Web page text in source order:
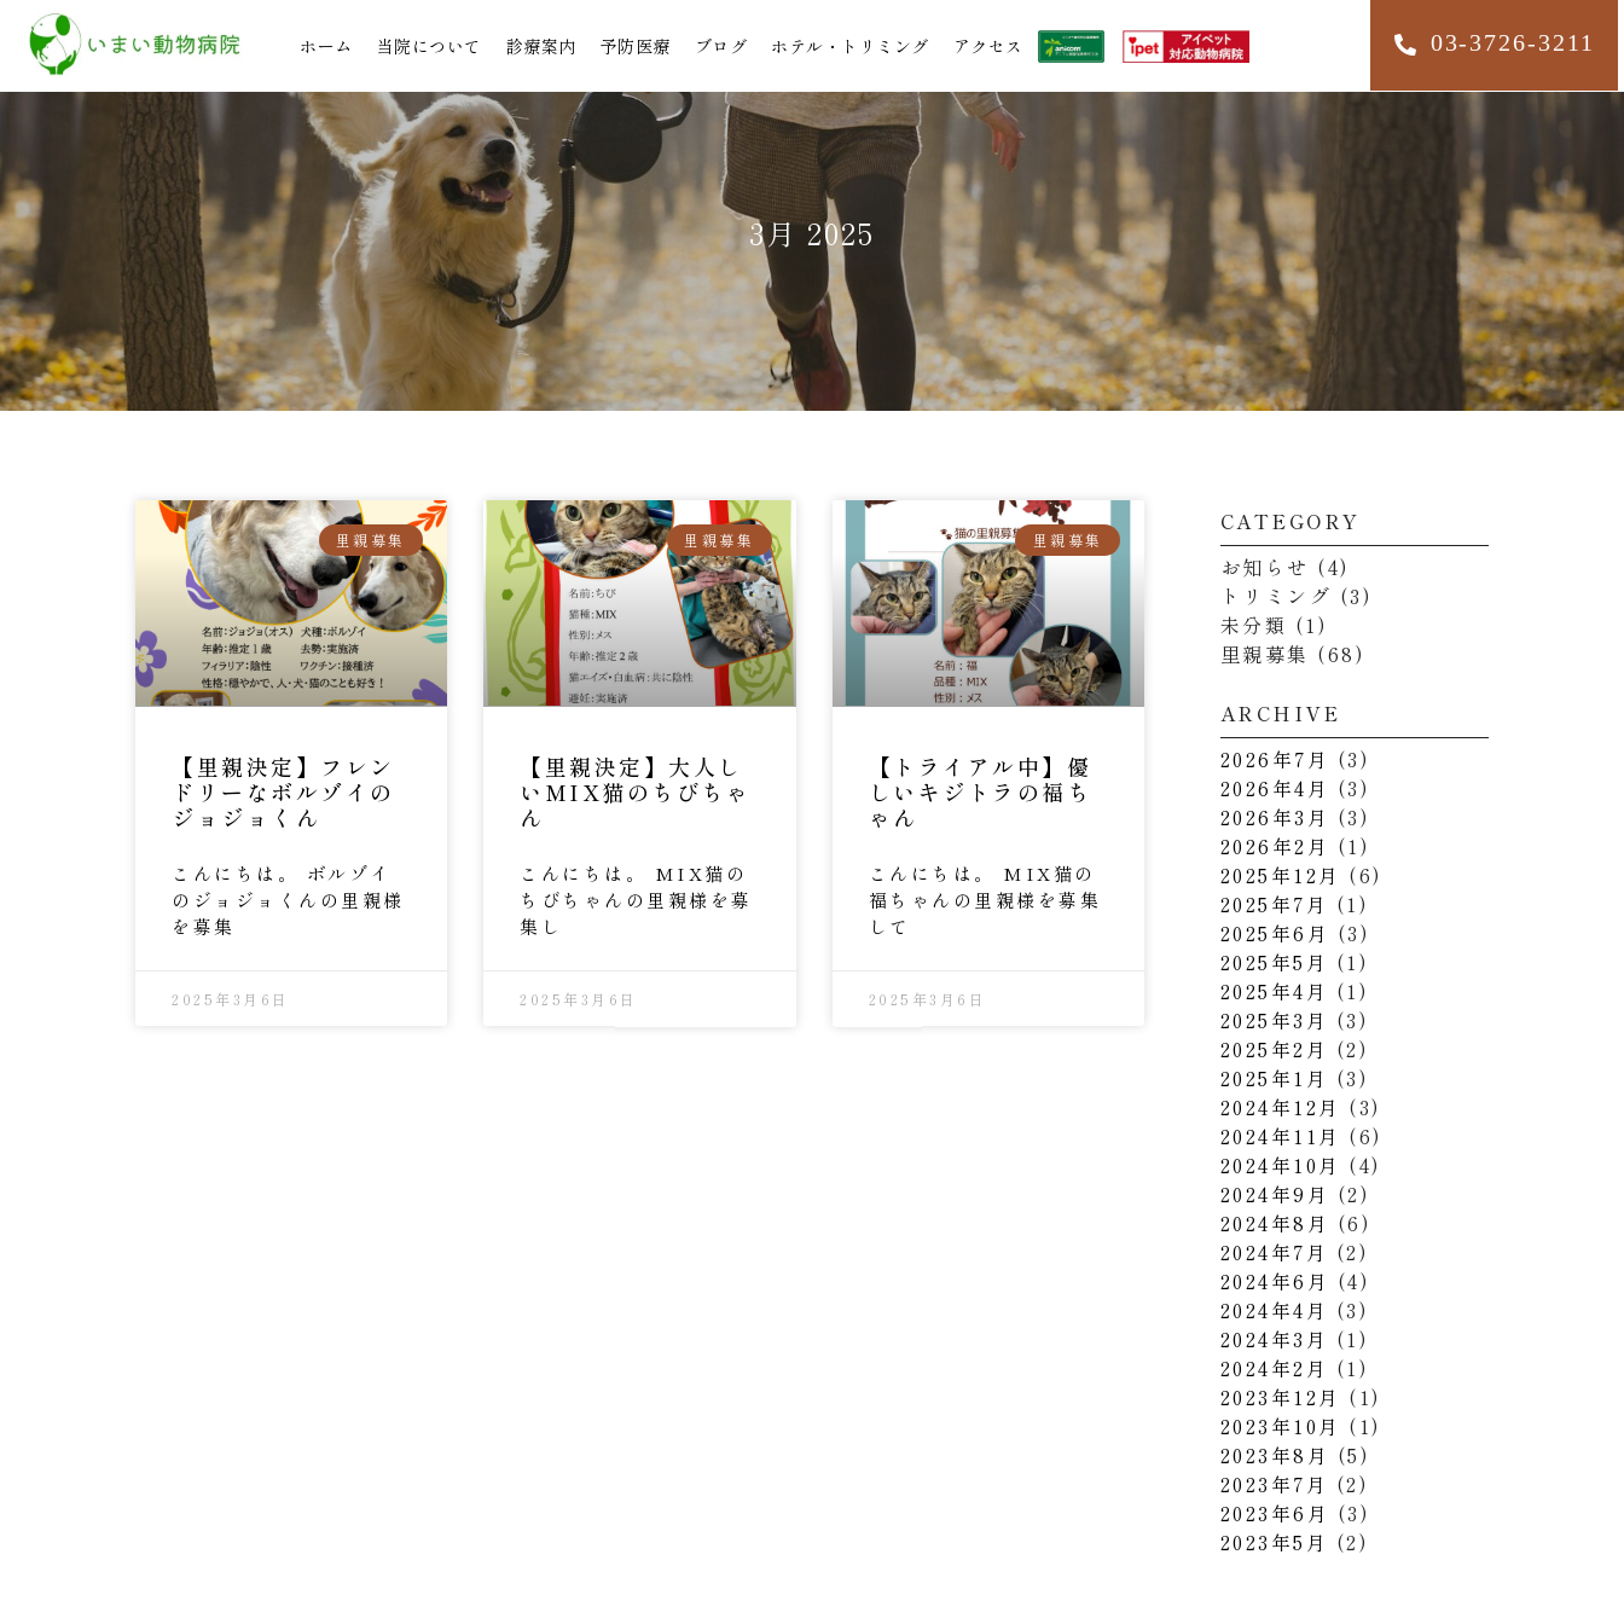
ホーム 当院について 診療案内 予防医療 ブログ ホテル・トリミング アクセス 03-3726-3211
3月 2025
里親募集
【里親決定】フレン
ドリーなボルゾイの
ジョジョくん
こんにちは。 ボルゾイ
のジョジョくんの里親様
を募集
2025年3月6日
里親募集
【里親決定】大人し
いMIX猫のちびちゃ
ん
こんにちは。 MIX猫の
ちびちゃんの里親様を募
集し
2025年3月6日
里親募集
【トライアル中】優
しいキジトラの福ち
ゃん
こんにちは。 MIX猫の
福ちゃんの里親様を募集
して
2025年3月6日
CATEGORY
お知らせ (4)
トリミング (3)
未分類 (1)
里親募集 (68)
ARCHIVE
2026年7月 (3)
2026年4月 (3)
2026年3月 (3)
2026年2月 (1)
2025年12月 (6)
2025年7月 (1)
2025年6月 (3)
2025年5月 (1)
2025年4月 (1)
2025年3月 (3)
2025年2月 (2)
2025年1月 (3)
2024年12月 (3)
2024年11月 (6)
2024年10月 (4)
2024年9月 (2)
2024年8月 (6)
2024年7月 (2)
2024年6月 (4)
2024年4月 (3)
2024年3月 (1)
2024年2月 (1)
2023年12月 (1)
2023年10月 (1)
2023年8月 (5)
2023年7月 (2)
2023年6月 (3)
2023年5月 (2)